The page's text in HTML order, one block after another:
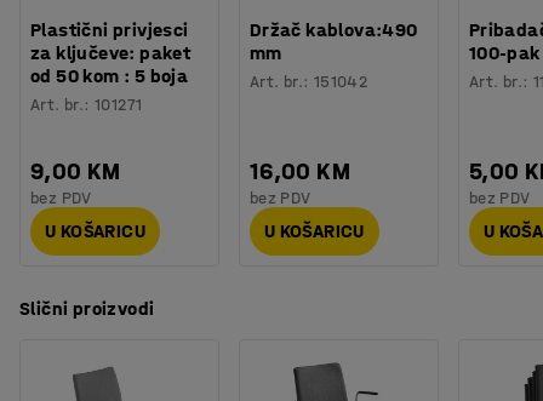
Plastični privjesci
za ključeve: paket
od 50 kom : 5 boja
Art. br.:101271
9,00 KM
bez PDV
U KOŠARICU
Držač kablova:490
mm
Art. br.: 151042
16,00 KM
bez PDV
U KOŠARICU
100-pak
Art. br.:
5,00
bez PDV
U
Slični proizvodi